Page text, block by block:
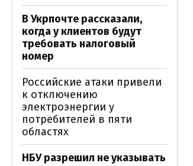
В Укрпочте рассказали,
когда у клиентов будут
требовать налоговый
номер
Российские атаки привели
к отключению
электроэнергии у
потребителей в пяти
областях
НБУ разрешил не указывать